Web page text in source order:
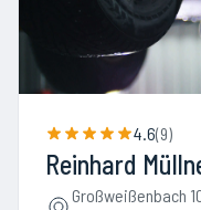
4.6(9)
Reinhard
Großweißenbach